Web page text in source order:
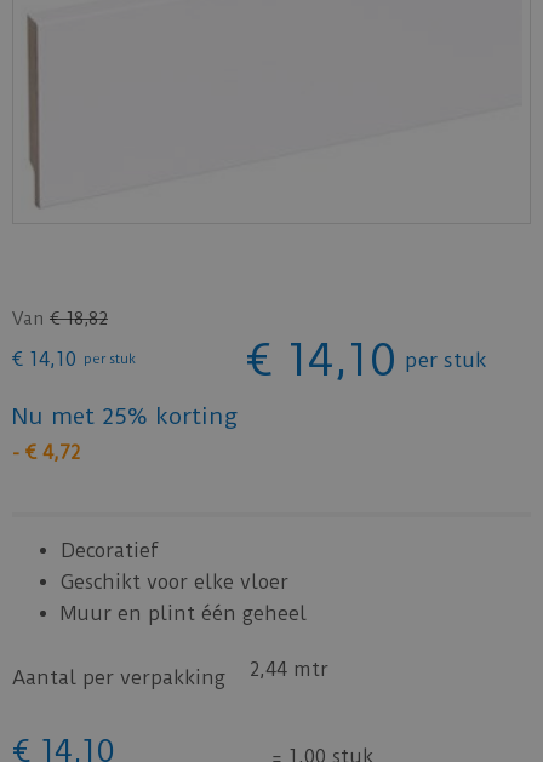
Van € 18,82
€ 14,10 per stuk € 14,10 per stuk
Nu met 25% korting
- € 4,72
Decoratief
Geschikt voor elke vloer
Muur en plint één geheel
Aantal per verpakking 2,44 mtr
€ 14,10 = 1,00 stuk